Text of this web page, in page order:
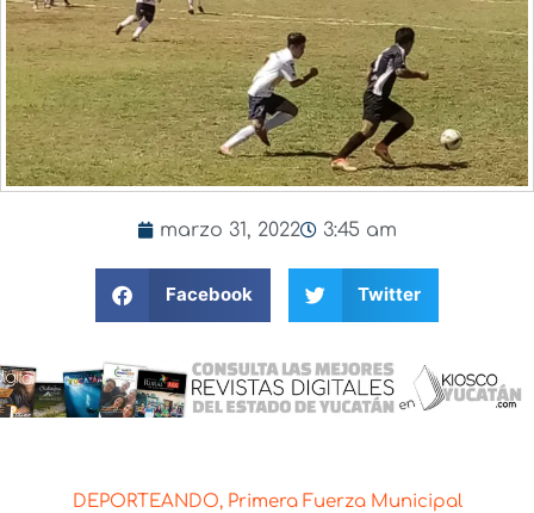
marzo 31, 2022 3:45 am
Facebook Twitter
DEPORTEANDO, Primera Fuerza Municipal